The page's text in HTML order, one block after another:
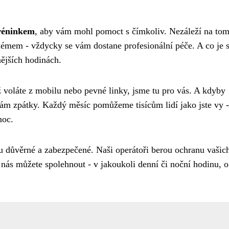
, aby vám mohl pomoct s čímkoliv. Nezáleží na
- vždycky se vám dostane profesionální péče. A co je
hodinách.
z mobilu nebo pevné linky, jsme tu pro vás. A kdyby
zpátky. Každý měsíc pomůžeme tisícům lidí jako jste vy -
a zabezpečené. Naši operátoři berou ochranu
můžete spolehnout - v jakoukoli denní či noční hodinu, o